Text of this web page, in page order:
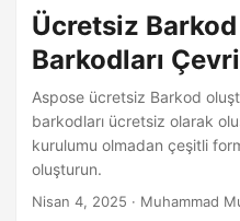
a
Ücretsiz
Barkodları
Aspose ücretsiz Barkod
barkodları ücretsiz olarak
kurulumu olmadan çeşitli
oluşturun.
Nisan 4, 2025 · Muhammad